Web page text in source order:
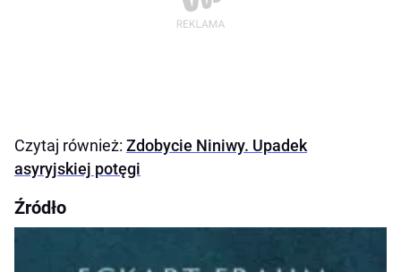
Czytaj również: Zdobycie Niniwy. Upadek
asyryjskiej potęgi
Źródło